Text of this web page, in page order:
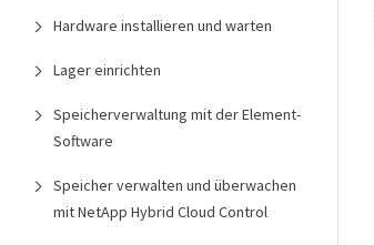
Hardware installieren und warten
Lager einrichten
Speicherverwaltung mit der Element-
Software
Speicher verwalten und überwachen
mit NetApp Hybrid Cloud Control